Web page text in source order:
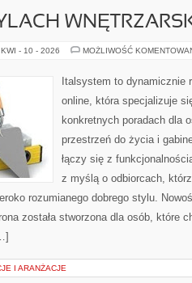
KWI - 10 - 2026 MOŻLIWOŚĆ
Italsystem to dynamicznie
online, która specjalizuje
konkretnych poradach dla
przestrzeń do życia i
łączy się z
z myślą o odbiorcach,
rozumianego dobrego stylu.
została stworzona dla osób, które
I ARANŻACJE